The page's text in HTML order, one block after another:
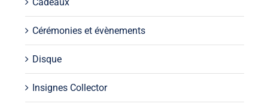
Cadeaux
Cérémonies et évènements
Disque
Insignes Collector